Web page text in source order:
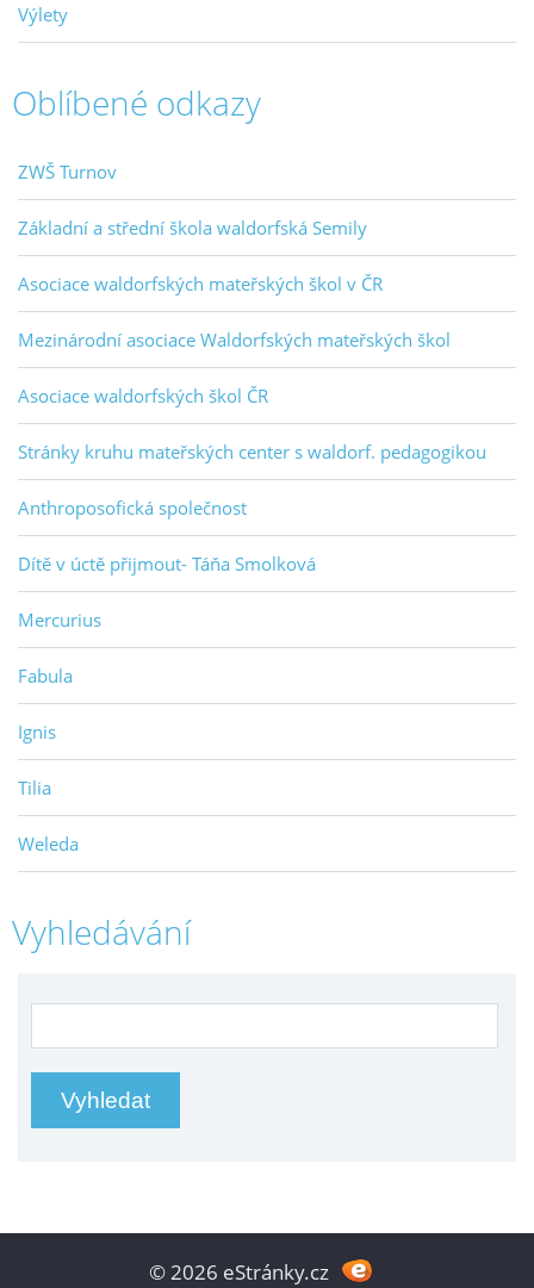
Výlety
Oblíbené odkazy
ZWŠ Turnov
Základní a střední škola waldorfská Semily
Asociace waldorfských mateřských škol v ČR
Mezinárodní asociace Waldorfských mateřských škol
Asociace waldorfských škol ČR
Stránky kruhu mateřských center s waldorf. pedagogikou
Anthroposofická společnost
Dítě v úctě přijmout- Táňa Smolková
Mercurius
Fabula
Ignis
Tilia
Weleda
Vyhledávání
© 2026 eStránky.cz